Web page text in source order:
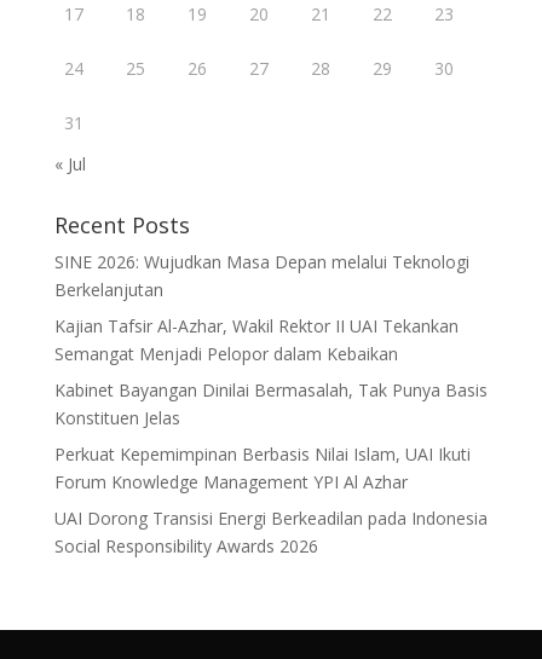
17 18 19 20 21 22 23
24 25 26 27 28 29 30
31
« Jul
Recent Posts
SINE 2026: Wujudkan Masa Depan melalui Teknologi
Berkelanjutan
Kajian Tafsir Al-Azhar, Wakil Rektor II UAI Tekankan
Semangat Menjadi Pelopor dalam Kebaikan
Kabinet Bayangan Dinilai Bermasalah, Tak Punya Basis
Konstituen Jelas
Perkuat Kepemimpinan Berbasis Nilai Islam, UAI Ikuti
Forum Knowledge Management YPI Al Azhar
UAI Dorong Transisi Energi Berkeadilan pada Indonesia
Social Responsibility Awards 2026